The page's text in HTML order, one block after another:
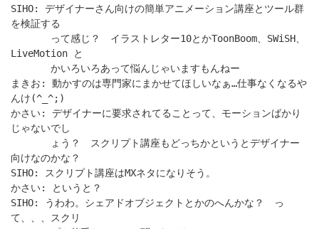
SIHO: デザイナーさん向けの簡単アニメーション講座とツール群
を検証する
って感じ？ イラストレター10とかToonBoom、SWiSH、
LiveMotion と
かいろいろあって悩んじゃいますもんねー
まきお: 動かすのは専門家にまかせてほしいなぁ…仕事なくなるや
んけ(^_^;)
かさい: デザイナーに要求されてることって、モーションばかり
じゃないでし
ょう？ スクリプト講座もどっちかというとデザイナー
向けなのかな？
SIHO: スクリプト講座はMXネタになりそう。
かさい: というと？
SIHO: うわわ。シェアドオブジェクトとかのへんかな？ っ
て、、、スクリ